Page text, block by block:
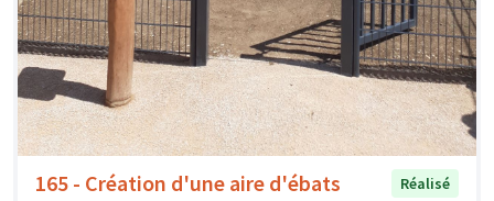
165 - Création d'une aire d'ébats
Réalisé